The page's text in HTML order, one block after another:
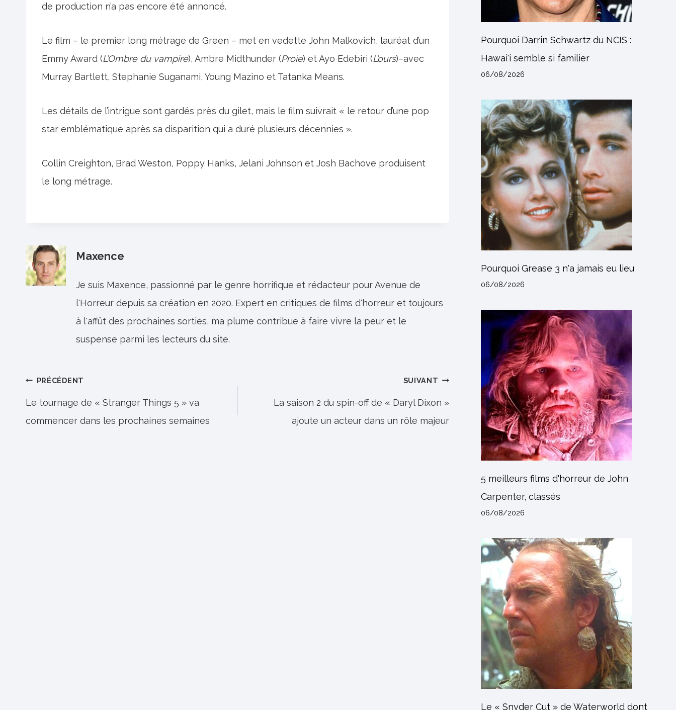
de production n’a pas encore été annoncé.
Le film – le premier long métrage de Green – met en vedette John Malkovich, lauréat d’un
Emmy Award (L’Ombre du vampire), Ambre Midthunder (Proie) et Ayo Edebiri (L’ours)–avec
Murray Bartlett, Stephanie Suganami, Young Mazino et Tatanka Means.
Les détails de l’intrigue sont gardés près du gilet, mais le film suivrait « le retour d’une pop
star emblématique après sa disparition qui a duré plusieurs décennies ».
Collin Creighton, Brad Weston, Poppy Hanks, Jelani Johnson et Josh Bachove produisent
le long métrage.
Maxence
Je suis Maxence, passionné par le genre horrifique et rédacteur pour Avenue de
l'Horreur depuis sa création en 2020. Expert en critiques de films d'horreur et toujours
à l'affût des prochaines sorties, ma plume contribue à faire vivre la peur et le
suspense parmi les lecteurs du site.
Navigation
de
l’article
PRÉCÉDENT
Le tournage de « Stranger Things 5 » va
commencer dans les prochaines semaines
SUIVANT
La saison 2 du spin-off de « Daryl Dixon »
ajoute un acteur dans un rôle majeur
Pourquoi Darrin Schwartz du NCIS :
Hawai'i semble si familier
06/08/2026
Pourquoi Grease 3 n'a jamais eu lieu
06/08/2026
5 meilleurs films d'horreur de John
Carpenter, classés
06/08/2026
Le « Snyder Cut » de Waterworld dont